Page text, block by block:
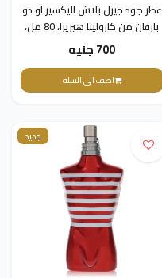
عطر جود جيرل بلاش اليكسير او دو
بارفان من كارولينا هيريرا، 80 مل،
للجنسين
700 جنيه
اضف الى السلة
جديد